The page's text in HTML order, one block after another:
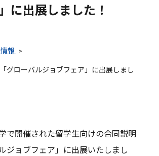
に出展しました！
報
グローバルジョブフェア」に出展しまし
で開催された留学生向けの合同説明
ジョブフェア」に出展いたしまし